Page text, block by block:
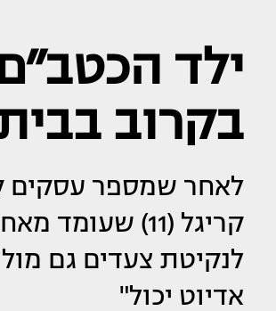
ילד
בקרוב
לאחר שמספר עסקים
קריגל (11)
לנקיטת צעדים גם
אדיוט יכול"